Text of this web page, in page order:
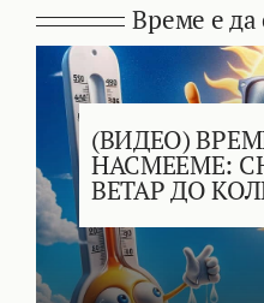
Време е да
(ВИДЕО)
НАСМЕЕМЕ:
ВЕТАР ДО